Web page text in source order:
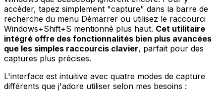
accéder, tapez simplement "capture" dans la barre de
recherche du menu Démarrer ou utilisez le raccourci
Windows+Shift+S mentionné plus haut. Cet utilitaire
intégré offre des fonctionnalités bien plus avancées
que les simples raccourcis clavier, parfait pour des
captures plus précises.
L'interface est intuitive avec quatre modes de capture
différents que j'adore utiliser selon mes besoins :